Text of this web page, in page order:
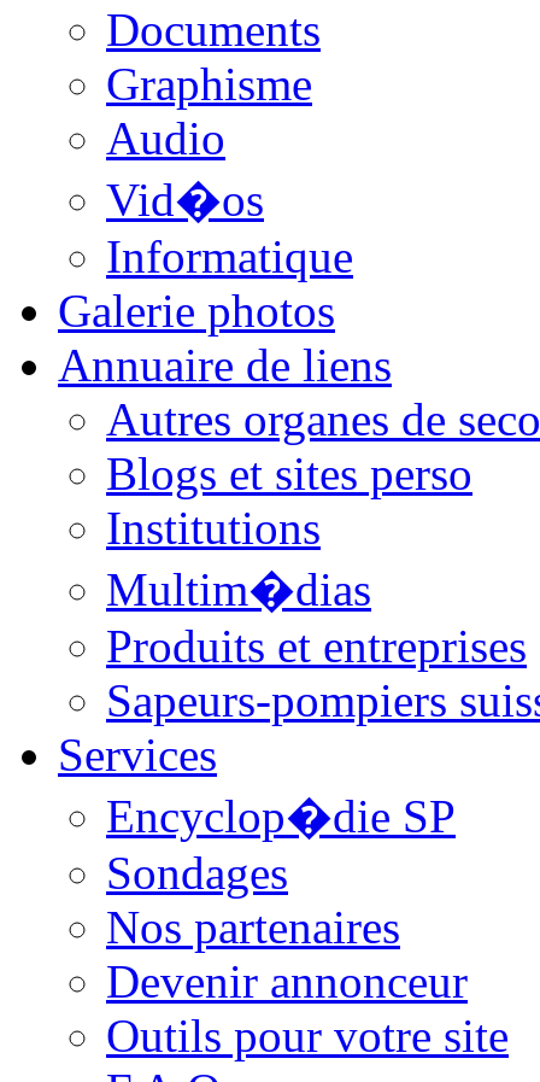
Documents
Graphisme
Audio
Vid�os
Informatique
Galerie photos
Annuaire de liens
Autres organes de
Blogs et sites perso
Institutions
Multim�dias
Produits et entreprises
Sapeurs-pompiers
Services
Encyclop�die SP
Sondages
Nos partenaires
Devenir annonceur
Outils pour votre site